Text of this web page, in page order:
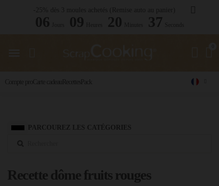
Compte pro Carte cadeau Recettes Pack
PARCOUREZ LES CATÉGORIES
Recette dôme fruits rouges